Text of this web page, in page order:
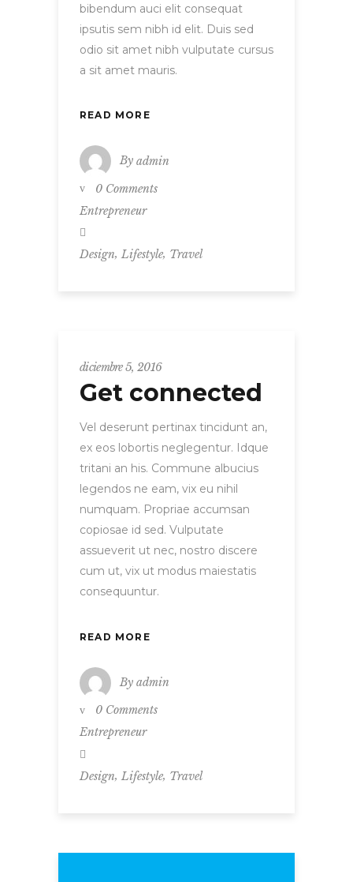
bibendum auci elit consequat
ipsutis sem nibh id elit. Duis sed
odio sit amet nibh vulputate cursus
a sit amet mauris.
READ MORE
By admin
0 Comments
Entrepreneur
Design, Lifestyle, Travel
diciembre 5, 2016
Get connected
Vel deserunt pertinax tincidunt an,
ex eos lobortis neglegentur. Idque
tritani an his. Commune albucius
legendos ne eam, vix eu nihil
numquam. Propriae accumsan
copiosae id sed. Vulputate
assueverit ut nec, nostro discere
cum ut, vix ut modus maiestatis
consequuntur.
READ MORE
By admin
0 Comments
Entrepreneur
Design, Lifestyle, Travel